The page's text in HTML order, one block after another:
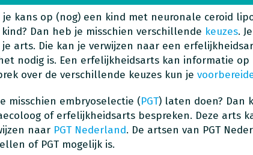
je kans op (nog) een kind met neuronale ceroid
Dan heb je misschien verschillende keuzes.
je arts. Die kan je verwijzen naar een
nodig is. Een erfelijkheidsarts kan informatie op
over de verschillende keuzes kun je
misschien embryoselectie (PGT) laten doen? Dan
of erfelijkheidsarts bespreken. Deze arts
naar PGT Nederland. De artsen van PGT
of PGT mogelijk is.